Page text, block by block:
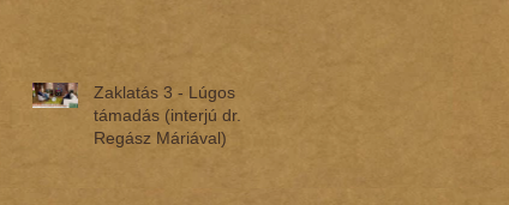
Zaklatás 3 - Lúgos
támadás (interjú dr.
Regász Máriával)